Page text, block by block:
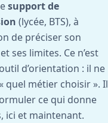
support de
(lycée, BTS), à
de préciser son
ses limites. Ce n’est
d’orientation : il ne
quel métier choisir ». Il
ce qui donne
ici et maintenant.